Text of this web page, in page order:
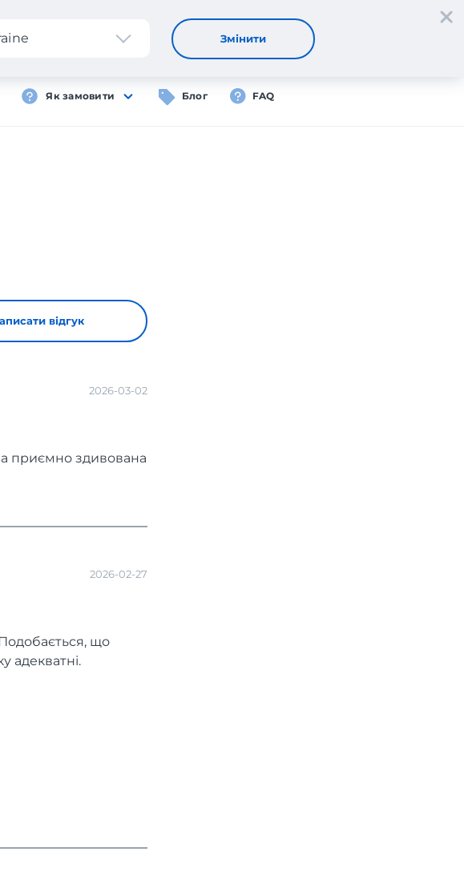
Додаток Реєстрація Вхід
Як замовити Блог FAQ
Змінити
відгук
2026-03-02
приємно здивована
2026-02-27
що
адекватні.